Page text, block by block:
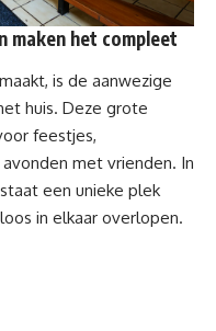
maken het compleet
is de aanwezige
huis. Deze grote
feestjes,
met vrienden. In
een unieke plek
in elkaar overlopen.